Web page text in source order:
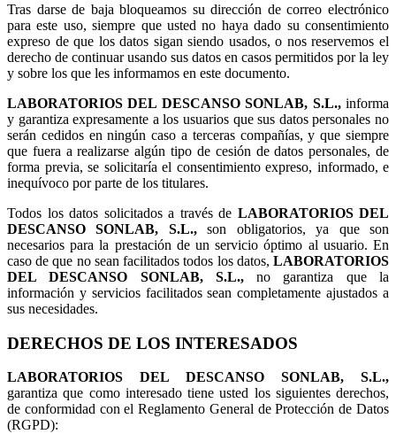
Tras darse de baja bloqueamos su dirección de correo electrónico
para este uso, siempre que usted no haya dado su consentimiento
expreso de que los datos sigan siendo usados, o nos reservemos el
derecho de continuar usando sus datos en casos permitidos por la ley
y sobre los que les informamos en este documento.
LABORATORIOS DEL DESCANSO SONLAB, S.L.,informa
y garantiza expresamente a los usuarios que sus datos personales no
serán cedidos en ningún caso a terceras compañías, y que siempre
que fuera a realizarse algún tipo de cesión de datos personales, de
forma previa, se solicitaría el consentimiento expreso, informado, e
inequívoco por parte de los titulares.
Todos los datos solicitados a través de LABORATORIOS DEL
DESCANSO SONLAB, S.L.,son obligatorios, ya que son
necesarios para la prestación de un servicio óptimo al usuario. En
caso de que no sean facilitados todos los datos, LABORATORIOS
DEL DESCANSO SONLAB, S.L.,no garantiza que la
información y servicios facilitados sean completamente ajustados a
sus necesidades.
DERECHOS DE LOS INTERESADOS
LABORATORIOS DEL DESCANSO SONLAB, S.L.,
garantiza que como interesado tiene usted los siguientes derechos,
de conformidad con el Reglamento General de Protección de Datos
(RGPD):